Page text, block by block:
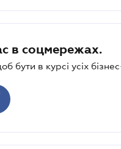
в соцмережах.
бути в курсі усіх